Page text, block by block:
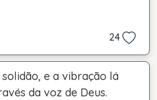
24
e a vibração lá
da voz de Deus.